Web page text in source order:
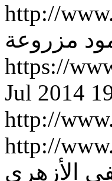
http://
مزروعة
https://
Jul 2014
http://
http://
الأزهري